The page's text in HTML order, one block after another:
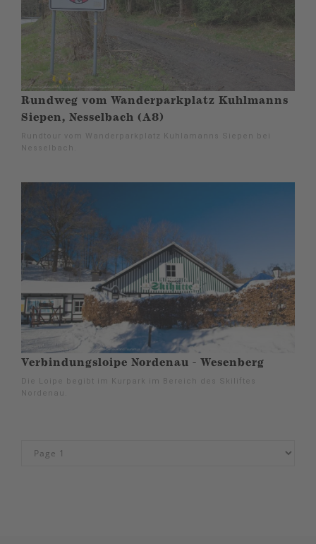
Rundweg vom Wanderparkplatz Kuhlmanns
Siepen, Nesselbach (A8)
Rundtour vom Wanderparkplatz Kuhlamanns Siepen bei
Nesselbach.
Verbindungsloipe Nordenau - Wesenberg
Die Loipe begibt im Kurpark im Bereich des Skiliftes
Nordenau.